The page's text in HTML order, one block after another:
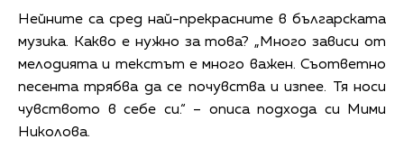
Нейните са сред най-прекрасните в българската
музика. Какво е нужно за това? „Много зависи от
мелодията и текстът е много важен. Съответно
песента трябва да се почувства и изпее. Тя носи
чувството в себе си.“ – описа подхода си Мими
Николова.